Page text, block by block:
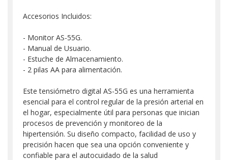
Accesorios Incluidos:
- Monitor AS-55G.
- Manual de Usuario.
- Estuche de Almacenamiento.
- 2 pilas AA para alimentación.
Este tensiómetro digital AS-55G es una herramienta
esencial para el control regular de la presión arterial en
el hogar, especialmente útil para personas que inician
procesos de prevención y monitoreo de la
hipertensión. Su diseño compacto, facilidad de uso y
precisión hacen que sea una opción conveniente y
confiable para el autocuidado de la salud